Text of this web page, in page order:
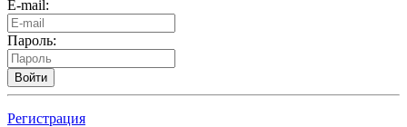
E-mail:
Пароль:
Войти
Регистрация